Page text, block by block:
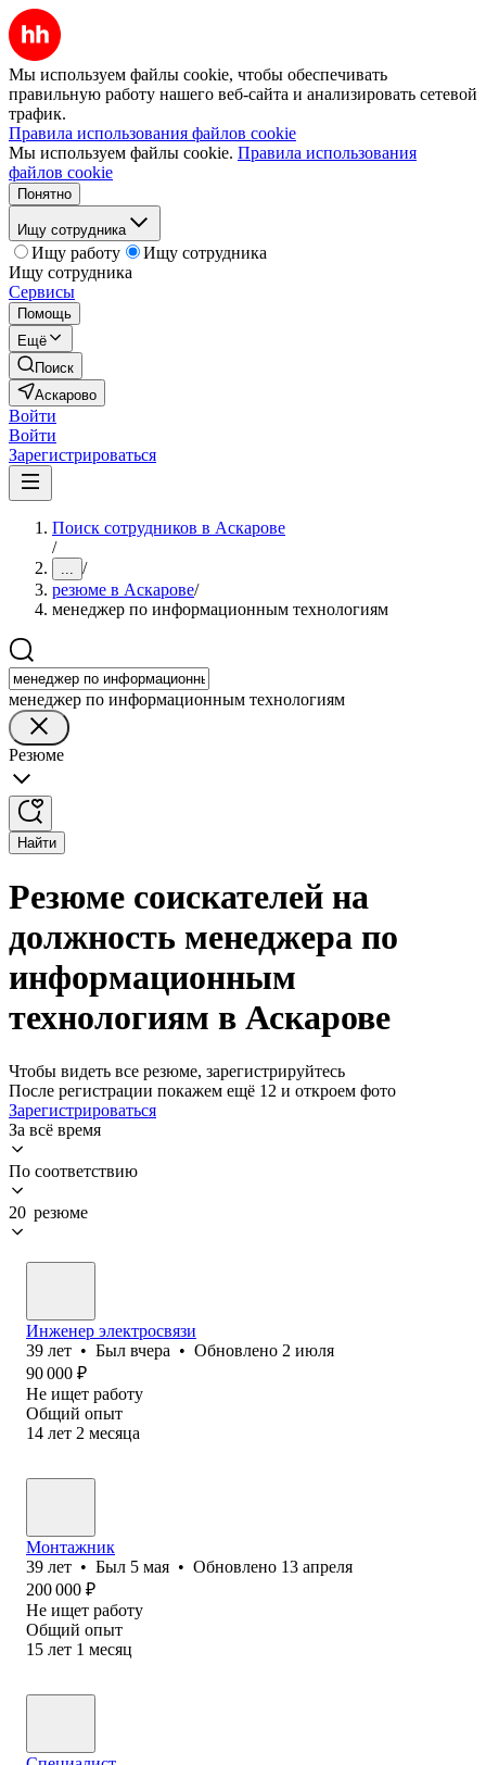
Мы используем файлы cookie, чтобы обеспечивать
правильную работу нашего веб-сайта и анализировать сетевой
трафик.
Правила использования файлов cookie
Мы используем файлы cookie. Правила использования
файлов cookie
Понятно
Ищу сотрудника
Ищу работу
Ищу сотрудника
Ищу сотрудника
Сервисы
Помощь
Ещё
Поиск
Аскарово
Войти
Войти
Зарегистрироваться
Поиск сотрудников в Аскарове
/
... /
резюме в Аскарове/
менеджер по информационным технологиям
менеджер по информационным технологиям
Резюме
Найти
Резюме соискателей на
должность менеджера по
информационным
технологиям в Аскарове
Чтобы видеть все резюме, зарегистрируйтесь
После регистрации покажем ещё 12 и откроем фото
Зарегистрироваться
За всё время
По соответствию
20 резюме
Инженер электросвязи
39 лет • Был вчера • Обновлено 2 июля
90 000 ₽
Не ищет работу
Общий опыт
14 лет 2 месяца
Монтажник
39 лет • Был 5 мая • Обновлено 13 апреля
200 000 ₽
Не ищет работу
Общий опыт
15 лет 1 месяц